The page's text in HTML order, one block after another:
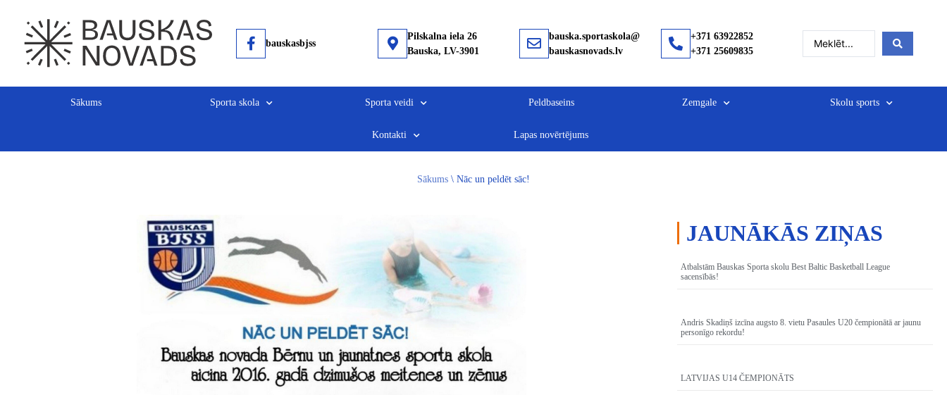
bauskasbjss
Pilskalna iela 26
Bauska, LV-3901
bauska.sportaskola@
bauskasnovads.lv
+371 63922852
+371 25609835
Sākums Sporta skola Sporta veidi Peldbaseins Zemgale Skolu sports
Kontakti Lapas novērtējums
Sākums \ Nāc un peldēt sāc!
JAUNĀKĀS ZIŅAS
Atbalstām Bauskas Sporta skolu Best Baltic Basketball League
sacensībās!
Andris Skadiņš izcīna augsto 8. vietu Pasaules U20 čempionātā ar jaunu
personīgo rekordu!
LATVIJAS U14 ČEMPIONĀTS